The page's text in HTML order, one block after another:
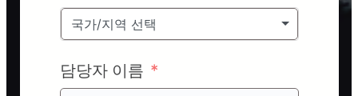
국가/지역 선택
담당자 이름